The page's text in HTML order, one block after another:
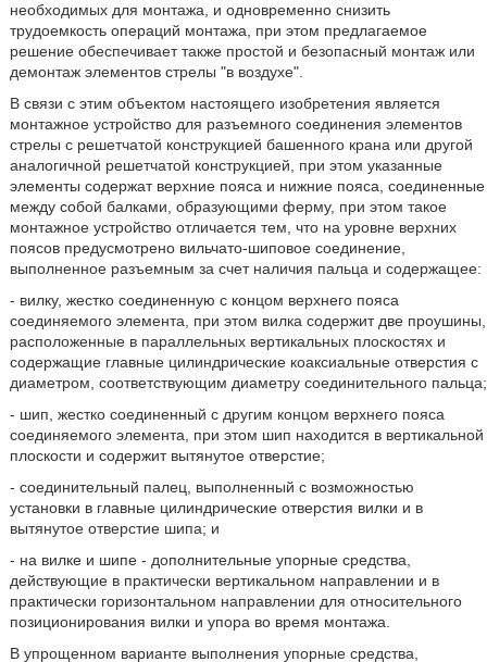
необходимых для монтажа, и одновременно снизить
трудоемкость операций монтажа, при этом предлагаемое
решение обеспечивает также простой и безопасный монтаж или
демонтаж элементов стрелы "в воздухе".
В связи с этим объектом настоящего изобретения является
монтажное устройство для разъемного соединения элементов
стрелы с решетчатой конструкцией башенного крана или другой
аналогичной решетчатой конструкцией, при этом указанные
элементы содержат верхние пояса и нижние пояса, соединенные
между собой балками, образующими ферму, при этом такое
монтажное устройство отличается тем, что на уровне верхних
поясов предусмотрено вильчато-шиповое соединение,
выполненное разъемным за счет наличия пальца и содержащее:
- вилку, жестко соединенную с концом верхнего пояса
соединяемого элемента, при этом вилка содержит две проушины,
расположенные в параллельных вертикальных плоскостях и
содержащие главные цилиндрические коаксиальные отверстия с
диаметром, соответствующим диаметру соединительного пальца;
- шип, жестко соединенный с другим концом верхнего пояса
соединяемого элемента, при этом шип находится в вертикальной
плоскости и содержит вытянутое отверстие;
- соединительный палец, выполненный с возможностью
установки в главные цилиндрические отверстия вилки и в
вытянутое отверстие шипа; и
- на вилке и шипе - дополнительные упорные средства,
действующие в практически вертикальном направлении и в
практически горизонтальном направлении для относительного
позиционирования вилки и упора во время монтажа.
В упрощенном варианте выполнения упорные средства,